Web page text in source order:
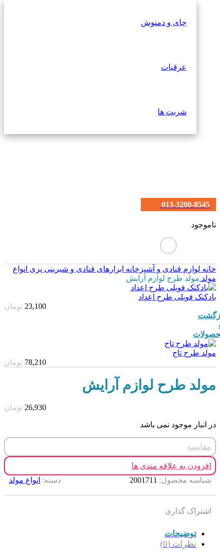
چای و دمنوش
عرقیات
شربت ها
013-3200-8545
ناموجود
خانه لوازم قنادی و آشپزخانه ابزارهای قنادی و شیرینی پزی انواع
مولد مولد طرح لوازم آرایش
بادکنک فویلی طرح اعداد
23,100 تومان
مولد طرح تاج
78,210 تومان
مولد طرح لوازم آرایش
26,930 تومان
در انبار موجود نمی باشد
مقایسه
افزودن به علاقه مندی ها
شناسه محصول: 2001711 دسته: انواع مولد
اشتراک گذاری
توضیحات
نظرات (0)